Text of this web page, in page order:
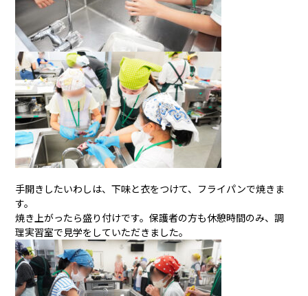
手開きしたいわしは、下味と衣をつけて、フライパンで焼きま
す。
焼き上がったら盛り付けです。保護者の方も休憩時間のみ、調
理実習室で見学をしていただきました。